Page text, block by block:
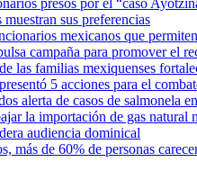
presos por el “caso
muestran sus preferencias
mexicanos que
campaña para promover el
las familias mexiquenses
5 acciones para el
alerta de casos de salmonela
la importación de gas
audiencia dominical
más de 60% de personas